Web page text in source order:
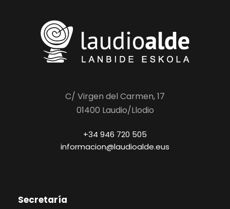
C/ Virgen del Carmen, 17
01400 Laudio/Llodio
+34 946 720 505
informacion@laudioalde.eus
Secretaría